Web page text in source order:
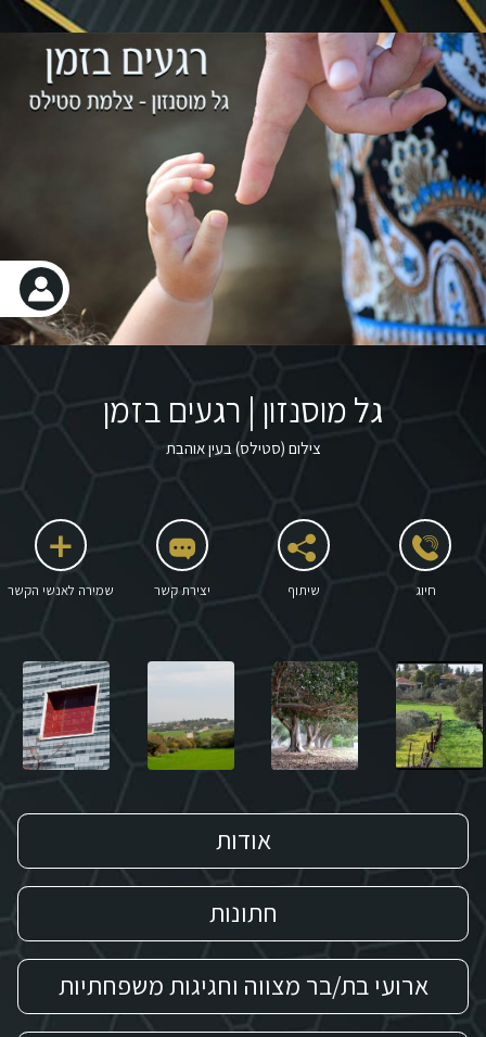
גל מוסנזון | רגעים בזמן
צילום (סטילס) בעין אוהבת
שמירה לאנשי הקשר יצירת קשר שיתוף חיוג
אודות
חתונות
ארועי בת/בר מצווה וחגיגות משפחתיות